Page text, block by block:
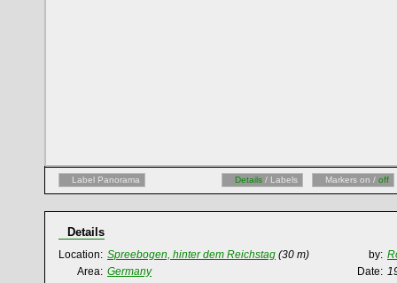
Label Panorama Details / Labels Markers on / off
Details
Location: Spreebogen, hinter dem Reichstag (30 m) by:
Area: Germany Date: